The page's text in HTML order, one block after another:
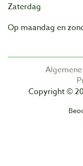
Zaterdag
Op maandag en
Copyright ©